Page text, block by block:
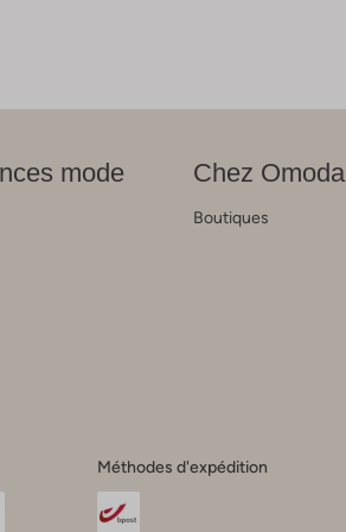
mode Chez Omoda
Boutiques
Méthodes d'expédition